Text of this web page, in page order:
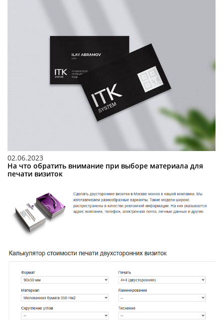
02.06.2023
На что обратить внимание при выборе материала для
печати визиток